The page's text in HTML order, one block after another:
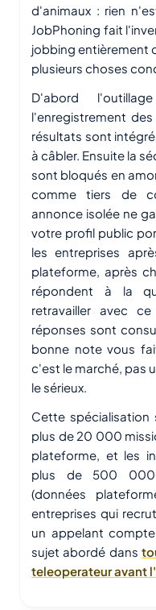
d'animaux : rien
JobPhoning fait
jobbing entièrement
plusieurs choses
D'abord
l'enregistrement
résultats sont
à câbler. Ensuite la
sont bloqués en
comme tiers de
annonce isolée ne
votre profil public
les entreprises
plateforme, après
répondent à la
retravailler avec
réponses sont
bonne note vous
c'est le marché, pas
le sérieux.
Cette spécialisation
plus de 20 000
plateforme, et les
plus de 500 000
(données
entreprises qui
un appelant
sujet abordé dans
teleoperateur avant